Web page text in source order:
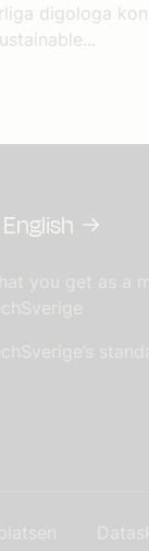
digologa
you get as a